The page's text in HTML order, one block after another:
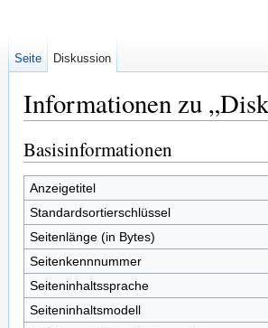
Informationen zu
Basisinformationen
Anzeigetitel
Standardsortierschlüssel
Seitenlänge (in Bytes)
Seitenkennnummer
Seiteninhaltssprache
Seiteninhaltsmodell
Seite Diskussion